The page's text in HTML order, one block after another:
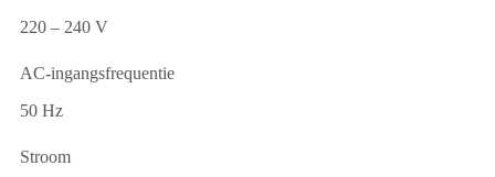
220 – 240 V
AC-ingangsfrequentie
50 Hz
Stroom